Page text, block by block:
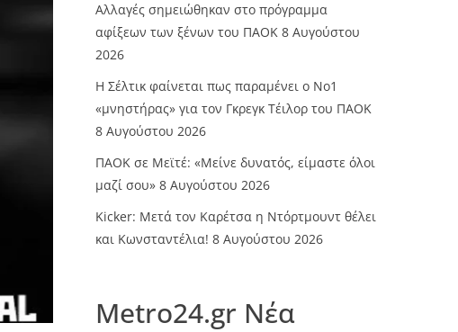
Αλλαγές σημειώθηκαν στο πρόγραμμα
αφίξεων των ξένων του ΠΑΟΚ 8 Αυγούστου
2026
Η Σέλτικ φαίνεται πως παραμένει ο Νο1
«μνηστήρας» για τον Γκρεγκ Τέιλορ του ΠΑΟΚ
8 Αυγούστου 2026
ΠΑΟΚ σε Μεϊτέ: «Μείνε δυνατός, είμαστε όλοι
μαζί σου» 8 Αυγούστου 2026
Kicker: Μετά τον Καρέτσα η Ντόρτμουντ θέλει
και Κωνσταντέλια! 8 Αυγούστου 2026
Metro24.gr Νέα